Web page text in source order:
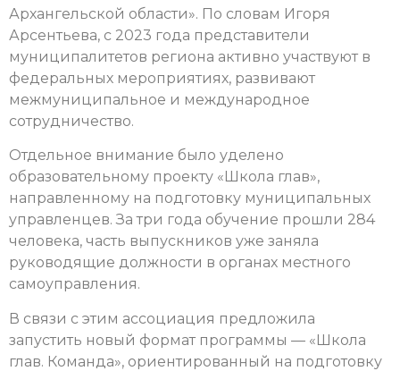
Архангельской области». По словам Игоря
Арсентьева, с 2023 года представители
муниципалитетов региона активно участвуют в
федеральных мероприятиях, развивают
межмуниципальное и международное
сотрудничество.
Отдельное внимание было уделено
образовательному проекту «Школа глав»,
направленному на подготовку муниципальных
управленцев. За три года обучение прошли 284
человека, часть выпускников уже заняла
руководящие должности в органах местного
самоуправления.
В связи с этим ассоциация предложила
запустить новый формат программы — «Школа
глав. Команда», ориентированный на подготовку